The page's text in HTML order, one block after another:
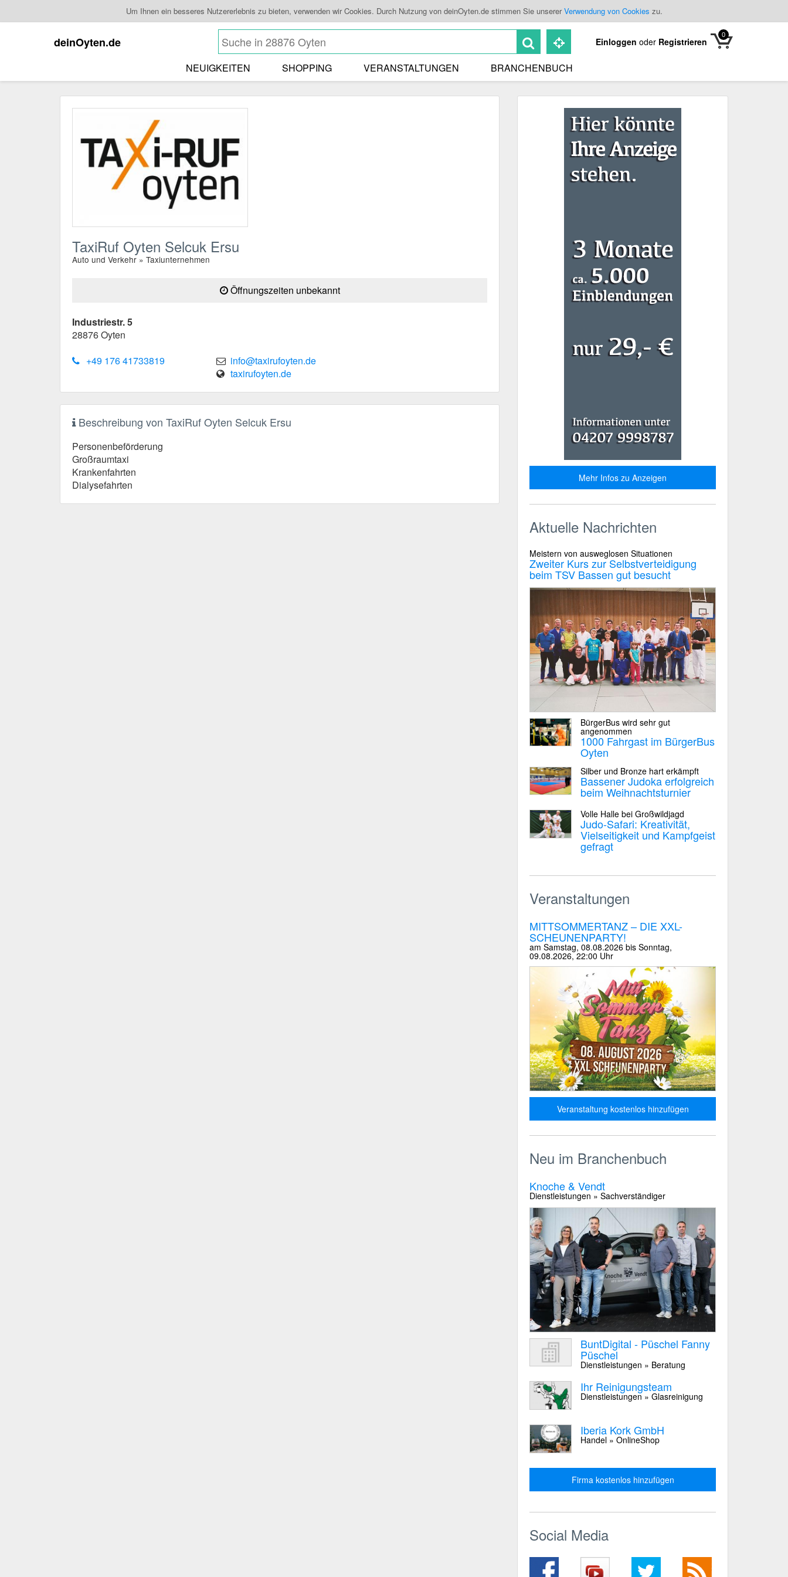
Um Ihnen ein besseres Nutzererlebnis zu bieten, verwenden wir Cookies. Durch Nutzung von deinOyten.de stimmen Sie unsererVerwendung von Cookies zu.
deinOyten.de Einloggen oder Registrieren
0
NEUIGKEITEN SHOPPING VERANSTALTUNGEN BRANCHENBUCH
TaxiRuf Oyten Selcuk Ersu
Auto und Verkehr » Taxiunternehmen
Öffnungszeiten unbekannt
Industriestr. 5
28876Oyten
+49 176 41733819
info@taxirufoyten.de
taxirufoyten.de
Beschreibung von TaxiRuf Oyten Selcuk Ersu
Personenbeförderung
Großraumtaxi
Krankenfahrten
Dialysefahrten
Mehr Infos zu Anzeigen
Aktuelle Nachrichten
Meistern von ausweglosen Situationen
Zweiter Kurs zur Selbstverteidigung
beim TSV Bassen gut besucht
BürgerBus wird sehr gut
angenommen
1000 Fahrgast im BürgerBus
Oyten
Silber und Bronze hart erkämpft
Bassener Judoka erfolgreich
beim Weihnachtsturnier
Volle Halle bei Großwildjagd
Judo-Safari: Kreativität,
Vielseitigkeit und Kampfgeist
gefragt
Veranstaltungen
MITTSOMMERTANZ – DIE XXL-
SCHEUNENPARTY!
am Samstag, 08.08.2026 bis Sonntag,
09.08.2026, 22:00 Uhr
Veranstaltung kostenlos hinzufügen
Neu im Branchenbuch
Knoche & Vendt
Dienstleistungen » Sachverständiger
BuntDigital - Püschel Fanny
Püschel
Dienstleistungen » Beratung
Ihr Reinigungsteam
Dienstleistungen » Glasreinigung
Iberia Kork GmbH
Handel » OnlineShop
Firma kostenlos hinzufügen
Social Media